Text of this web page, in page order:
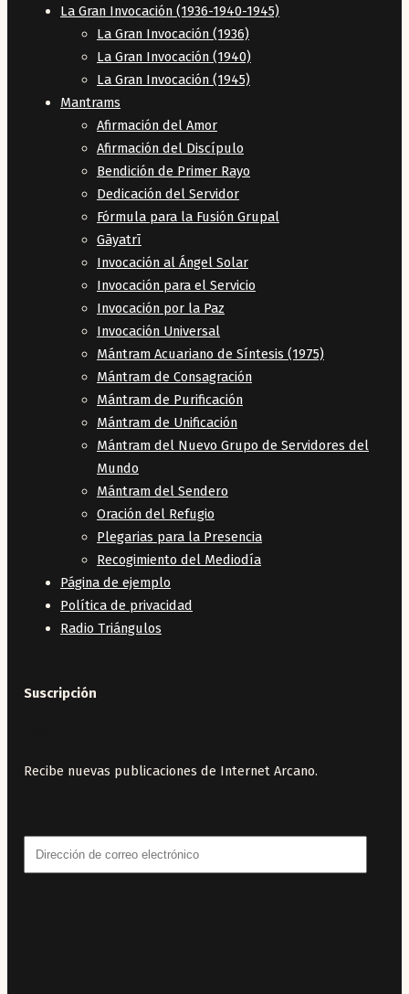
La Gran Invocación (1936-1940-1945)
La Gran Invocación (1936)
La Gran Invocación (1940)
La Gran Invocación (1945)
Mantrams
Afirmación del Amor
Afirmación del Discípulo
Bendición de Primer Rayo
Dedicación del Servidor
Fórmula para la Fusión Grupal
Gāyatrī
Invocación al Ángel Solar
Invocación para el Servicio
Invocación por la Paz
Invocación Universal
Mántram Acuariano de Síntesis (1975)
Mántram de Consagración
Mántram de Purificación
Mántram de Unificación
Mántram del Nuevo Grupo de Servidores del
Mundo
Mántram del Sendero
Oración del Refugio
Plegarias para la Presencia
Recogimiento del Mediodía
Página de ejemplo
Política de privacidad
Radio Triángulos
Suscripción
Recibe nuevas publicaciones de Internet Arcano.
Dirección
de